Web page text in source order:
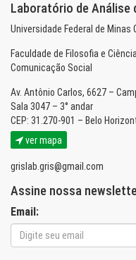
Laboratório de Análise
Universidade Federal de Minas
Faculdade de Filosofia e
Comunicação Social
Av. Antônio Carlos, 6627 –
Sala 3047 – 3° andar
CEP: 31.270-901 – Belo
ver mapa
grislab.gris@gmail.com
Assine nossa
Email: